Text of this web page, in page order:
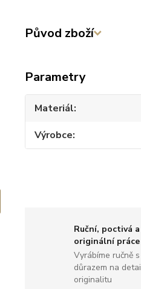
Původ zboží
Parametry
Materiál
Výrobce
Ruční, poctivá a
originální práce
Vyrábíme ručně s
důrazem na
originalitu